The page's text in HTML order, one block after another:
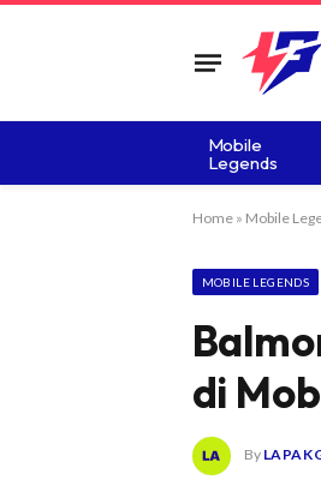
Mobile
Legends
Home» Mobile
MOBILE LEGENDS
di
By